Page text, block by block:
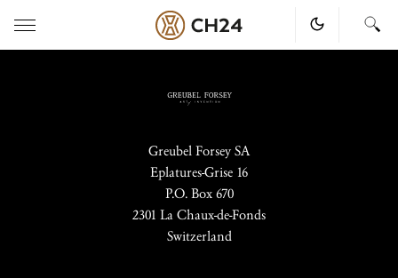
Greubel Forsey SA
Eplatures-Grise 16
P.O. Box 670
2301 La Chaux-de-Fonds
Switzerland